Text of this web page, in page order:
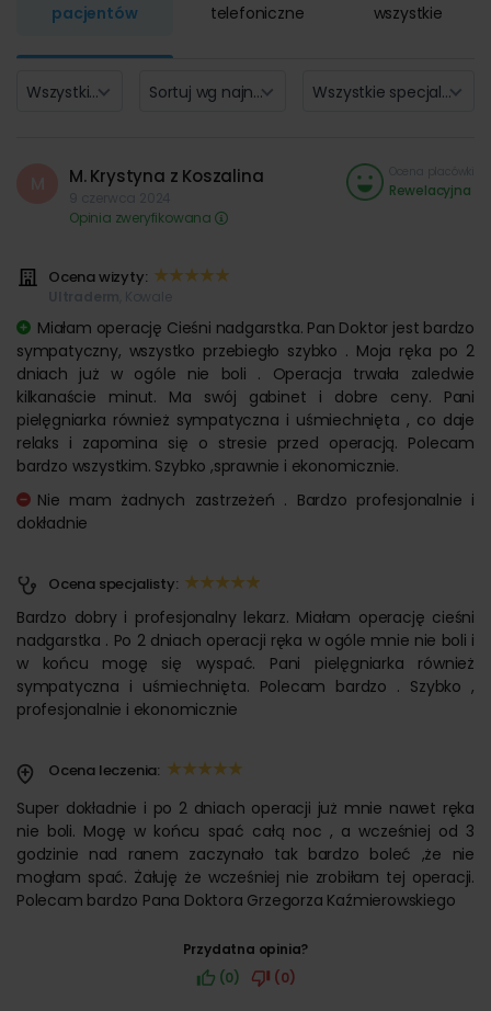
pacjentów
telefoniczne
wszystkie
Wszystkie oceny (25) Sortuj wg najnowszych Wszystkie specjalizacje
M. Krystyna z Koszalina
Opinia zweryfikowana
Rewelacyjna
Ocena wizyty:
Miałam operację Cieśni nadgarstka. Pan Doktor jest bardzo
sympatyczny, wszystko przebiegło szybko . Moja ręka po 2
dniach już w ogóle nie boli . Operacja trwała zaledwie
kilkanaście minut. Ma swój gabinet i dobre ceny. Pani
pielęgniarka również sympatyczna i uśmiechnięta , co daje
relaks i zapomina się o stresie przed operacją. Polecam
bardzo wszystkim. Szybko ,sprawnie i ekonomicznie.
Nie mam żadnych zastrzeżeń . Bardzo profesjonalnie i
dokładnie
Ocena specjalisty:
Bardzo dobry i profesjonalny lekarz. Miałam operację cieśni
nadgarstka . Po 2 dniach operacji ręka w ogóle mnie nie boli i
w końcu mogę się wyspać. Pani pielęgniarka również
sympatyczna i uśmiechnięta. Polecam bardzo . Szybko ,
profesjonalnie i ekonomicznie
Ocena leczenia:
Super dokładnie i po 2 dniach operacji już mnie nawet ręka
nie boli. Mogę w końcu spać całą noc , a wcześniej od 3
godzinie nad ranem zaczynało tak bardzo boleć ,że nie
mogłam spać. Żałuję że wcześniej nie zrobiłam tej operacji.
Polecam bardzo Pana Doktora Grzegorza Kaźmierowskiego
Przydatna opinia?
(0)
(0)